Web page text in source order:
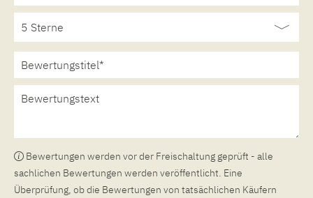
Bewertungen werden vor der Freischaltung geprüft - alle
sachlichen Bewertungen werden veröffentlicht. Eine
Überprüfung, ob die Bewertungen von tatsächlichen Käufern